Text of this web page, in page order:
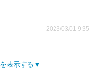
2023/03/01 9:35
表示する